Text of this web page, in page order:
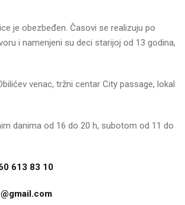
je obezbeđen. Časovi se realizuju po
i namenjeni su deci starijoj od 13 godina,
venac, tržni centar City passage, lokal
danima od 16 do 20 h, subotom od 11 do
613 83 10